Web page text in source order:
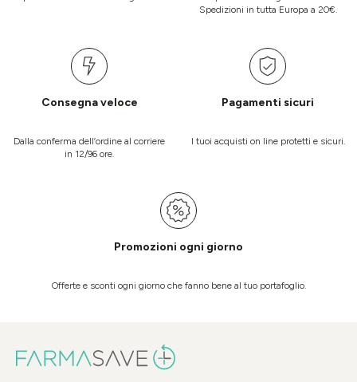
Spedizioni in tutta Europa a 20€.
Consegna veloce
Dalla conferma dell’ordine al corriere
in 12/96 ore.
Pagamenti sicuri
I tuoi acquisti on line protetti e sicuri.
Promozioni ogni giorno
Offerte e sconti ogni giorno che fanno bene al tuo portafoglio.